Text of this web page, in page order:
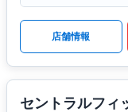
店舗情報
セントラルフィ